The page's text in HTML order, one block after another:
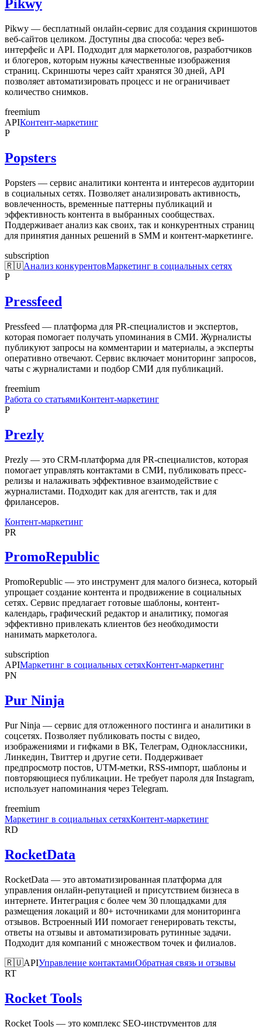
Pikwy
Pikwy — бесплатный онлайн-сервис для создания скриншотов
веб-сайтов целиком. Доступны два способа: через веб-
интерфейс и API. Подходит для маркетологов, разработчиков
и блогеров, которым нужны качественные изображения
страниц. Скриншоты через сайт хранятся 30 дней, API
позволяет автоматизировать процесс и не ограничивает
количество снимков.
freemium
APIКонтент-маркетинг
P
Popsters
Popsters — сервис аналитики контента и интересов аудитории
в социальных сетях. Позволяет анализировать активность,
вовлеченность, временные паттерны публикаций и
эффективность контента в выбранных сообществах.
Поддерживает анализ как своих, так и конкурентных страниц
для принятия данных решений в SMM и контент-маркетинге.
subscription
🇷🇺Анализ конкурентовМаркетинг в социальных сетях
P
Pressfeed
Pressfeed — платформа для PR-специалистов и экспертов,
которая помогает получать упоминания в СМИ. Журналисты
публикуют запросы на комментарии и материалы, а эксперты
оперативно отвечают. Сервис включает мониторинг запросов,
чаты с журналистами и подбор СМИ для публикаций.
freemium
Работа со статьямиКонтент-маркетинг
P
Prezly
Prezly — это CRM-платформа для PR-специалистов, которая
помогает управлять контактами в СМИ, публиковать пресс-
релизы и налаживать эффективное взаимодействие с
журналистами. Подходит как для агентств, так и для
фрилансеров.
Контент-маркетинг
PR
PromoRepublic
PromoRepublic — это инструмент для малого бизнеса, который
упрощает создание контента и продвижение в социальных
сетях. Сервис предлагает готовые шаблоны, контент-
календарь, графический редактор и аналитику, помогая
эффективно привлекать клиентов без необходимости
нанимать маркетолога.
subscription
APIМаркетинг в социальных сетяхКонтент-маркетинг
PN
Pur Ninja
Pur Ninja — сервис для отложенного постинга и аналитики в
соцсетях. Позволяет публиковать посты с видео,
изображениями и гифками в ВК, Телеграм, Одноклассники,
Линкедин, Твиттер и другие сети. Поддерживает
предпросмотр постов, UTM-метки, RSS-импорт, шаблоны и
повторяющиеся публикации. Не требует пароля для Instagram,
использует напоминания через Telegram.
freemium
Маркетинг в социальных сетяхКонтент-маркетинг
RD
RocketData
RocketData — это автоматизированная платформа для
управления онлайн-репутацией и присутствием бизнеса в
интернете. Интеграция с более чем 30 площадками для
размещения локаций и 80+ источниками для мониторинга
отзывов. Встроенный ИИ помогает генерировать тексты,
ответы на отзывы и автоматизировать рутинные задачи.
Подходит для компаний с множеством точек и филиалов.
🇷🇺APIУправление контактамиОбратная связь и отзывы
RT
Rocket Tools
Rocket Tools — это комплекс SEO-инструментов для